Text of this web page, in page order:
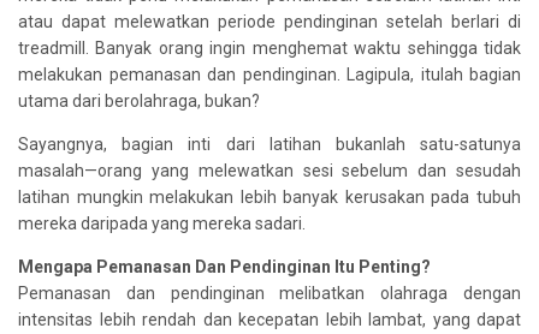
atau dapat melewatkan periode pendinginan setelah berlari di
treadmill. Banyak orang ingin menghemat waktu sehingga tidak
melakukan pemanasan dan pendinginan. Lagipula, itulah bagian
utama dari berolahraga, bukan?
Sayangnya, bagian inti dari latihan bukanlah satu-satunya
masalah—orang yang melewatkan sesi sebelum dan sesudah
latihan mungkin melakukan lebih banyak kerusakan pada tubuh
mereka daripada yang mereka sadari.
Mengapa Pemanasan Dan Pendinginan Itu Penting?
Pemanasan dan pendinginan melibatkan olahraga dengan
intensitas lebih rendah dan kecepatan lebih lambat, yang dapat